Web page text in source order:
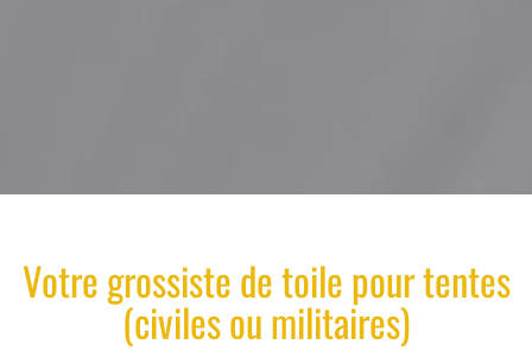
Votregrossistedetoilepourtentes
(civiles ou militaires)